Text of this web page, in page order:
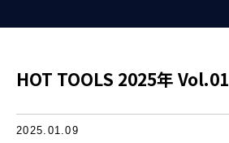
HOT TOOLS 2025年 Vol.01
2025.01.09